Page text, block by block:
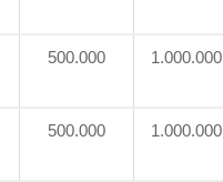
500.000 1.000.000
500.000 1.000.000